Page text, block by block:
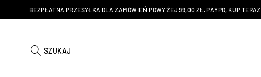
BEZPŁATNA PRZESYŁKA DLA ZAMÓWIEŃ POWYŻEJ 99,00 ZŁ. PAYPO, KUP
SZUKAJ